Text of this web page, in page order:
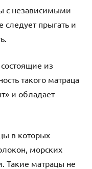
с независимыми
следует прыгать и
из
такого матраца
и обладает
в которых
морских
Такие матрацы не